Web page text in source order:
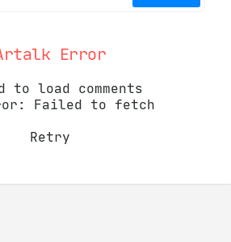
Error
to load comments
Failed to fetch
Retry